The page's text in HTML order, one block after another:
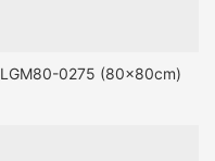
LGM80-0275 (80x80cm)